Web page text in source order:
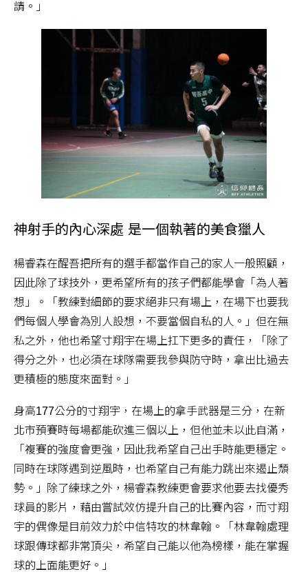
請。」
神射手的內心深處 是一個執著的美食獵人
楊睿森在醒吾把所有的選手都當作自己的家人一般照顧，
因此除了球技外，更希望所有的孩子們都能學會「為人著
想」。「教練對細節的要求絕非只有場上，在場下也要我
們每個人學會為別人設想，不要當個自私的人。」但在無
私之外，他也希望寸翔宇在場上扛下更多的責任，「除了
得分之外，也必須在球隊需要我參與防守時，拿出比過去
更積極的態度來面對。」
身高177公分的寸翔宇，在場上的拿手武器是三分，在新
北市預賽時每場都能砍進三個以上，但他並未以此自滿，
「複賽的強度會更強，因此我希望自己出手時能更穩定。
同時在球隊遇到逆風時，也希望自己有能力跳出來遏止頹
勢。」除了練球之外，楊睿森教練更會要求他要去找優秀
球員的影片，藉由嘗試效仿提升自己的比賽內容，而寸翔
宇的偶像是目前效力於中信特攻的林韋翰。「林韋翰處理
球跟傳球都非常頂尖，希望自己能以他為榜樣，能在掌握
球的上面能更好。」